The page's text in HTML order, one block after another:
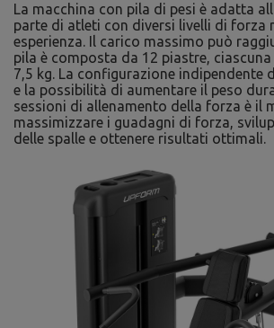
La macchina con pila di pesi è adatta
parte di atleti con diversi livelli di forza
esperienza. Il carico massimo può
pila è composta da 12 piastre,
7,5 kg. La configurazione indipendente
e la possibilità di aumentare il peso
sessioni di allenamento della forza è il
massimizzare i guadagni di forza,
delle spalle e ottenere risultati ottimali.